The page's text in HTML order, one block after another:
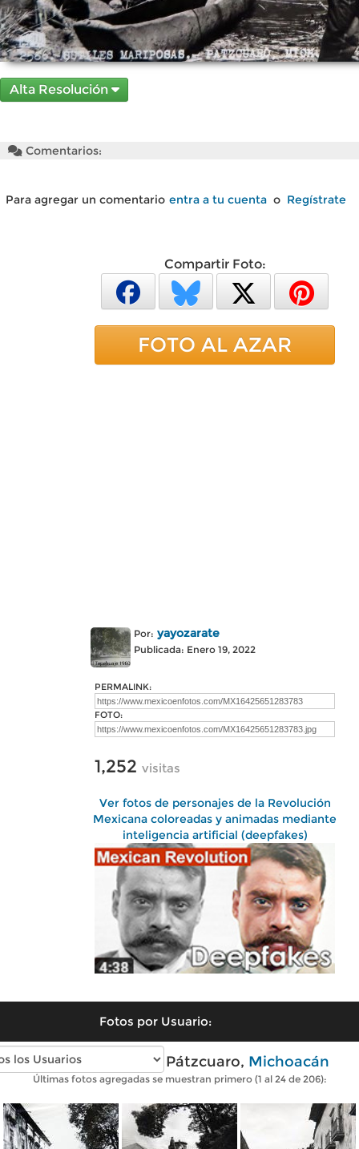
Alta Resolución
Comentarios:
Para agregar un comentario entra a tu cuenta o Regístrate
Compartir Foto:
FOTO AL AZAR
Por: yayozarate
Publicada: Enero 19, 2022
PERMALINK:
FOTO:
1,252 visitas
Ver fotos de personajes de la Revolución
Mexicana coloreadas y animadas mediante
inteligencia artificial (deepfakes)
Fotos por Usuario:
Fotos antiguas de Pátzcuaro, Michoacán
Últimas fotos agregadas se muestran primero (1 al 24 de 206):